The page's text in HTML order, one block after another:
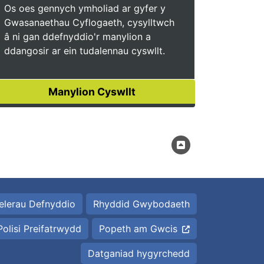
Os oes gennych ymholiad ar gyfer y
Gwasanaethau Cyflogaeth, cysylltwch
â ni gan ddefnyddio'r manylion a
ddangosir ar ein tudalennau cyswllt.
Defnyddio Rhyddid Gwybodaeth
Preifatrwydd Popeth am Gwcis
Datganiad hygyrchedd